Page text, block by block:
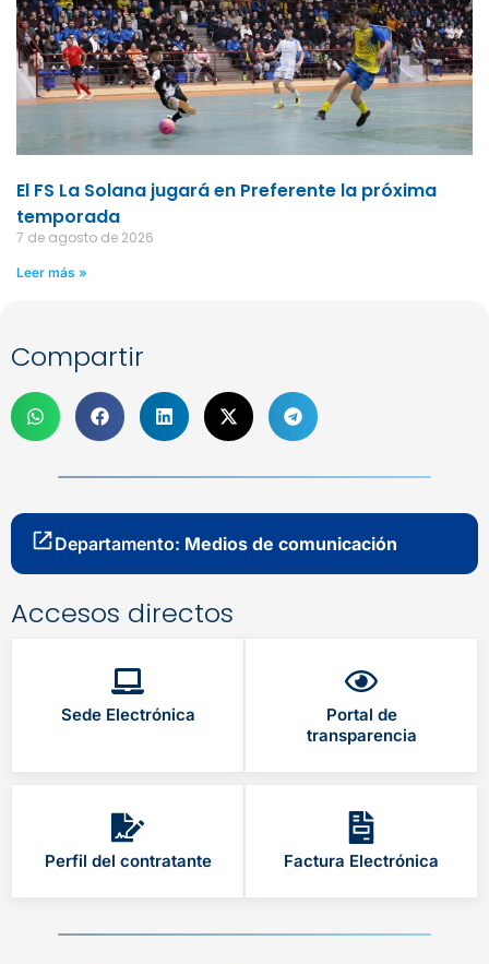
El FS La Solana jugará en Preferente la próxima
temporada
7 de agosto de 2026
Leer más »
Compartir
Departamento: Medios de comunicación
Accesos directos
Sede Electrónica
Portal de
transparencia
Perfil del contratante Factura Electrónica